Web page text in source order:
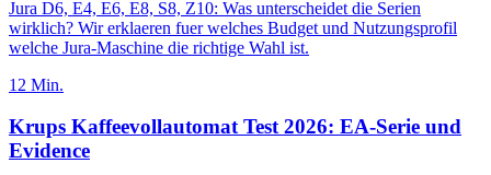
Jura D6, E4, E6, E8, S8, Z10: Was unterscheidet die Serien
wirklich? Wir erklaeren fuer welches Budget und Nutzungsprofil
welche Jura-Maschine die richtige Wahl ist.
12 Min.
Krups Kaffeevollautomat Test 2026: EA-Serie und
Evidence